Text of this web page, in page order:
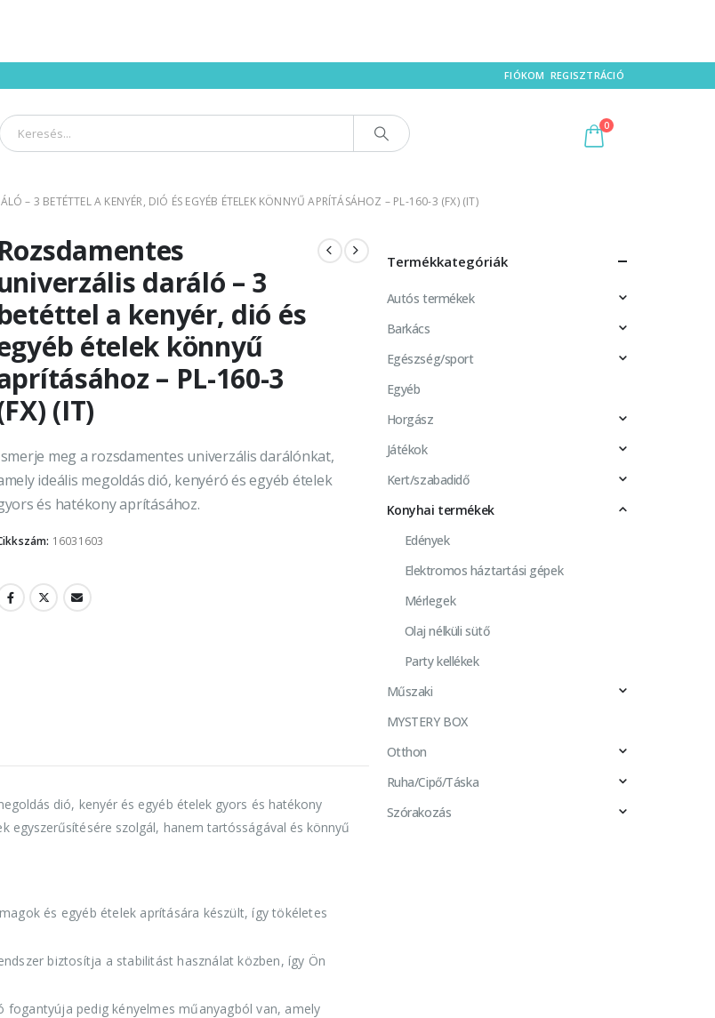
FIÓKOM REGISZTRÁCIÓ
0
– 3 BETÉTTEL A KENYÉR, DIÓ ÉS EGYÉB ÉTELEK KÖNNYŰ APRÍTÁSÁHOZ – PL-160-3 (FX) (IT)
Rozsdamentes
daráló – 3
a kenyér, dió és
ételek könnyű
– PL-160-3
(IT)
meg a rozsdamentes univerzális darálónkat,
ideális megoldás dió, kenyéró és egyéb ételek
és hatékony aprításához.
16031603
dió, kenyér és egyéb ételek gyors és hatékony
egyszerűsítésére szolgál, hanem tartósságával és könnyű
és egyéb ételek aprítására készült, így tökéletes
biztosítja a stabilitást használat közben, így Ön
pedig kényelmes műanyagból van, amely
Termékkategóriák
Autós termékek
Barkács
Egészség/sport
Egyéb
Horgász
Játékok
Kert/szabadidő
Konyhai termékek
Edények
Elektromos háztartási gépek
Mérlegek
Olaj nélküli sütő
Party kellékek
Műszaki
MYSTERY BOX
Otthon
Ruha/Cipő/Táska
Szórakozás